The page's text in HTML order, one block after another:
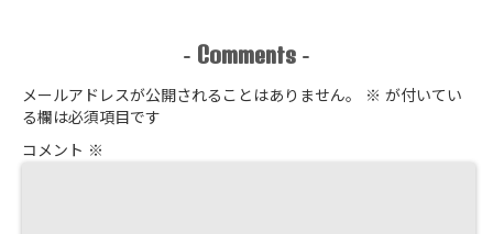
- Comments -
メールアドレスが公開されることはありません。 ※ が付いてい
る欄は必須項目です
コメント ※